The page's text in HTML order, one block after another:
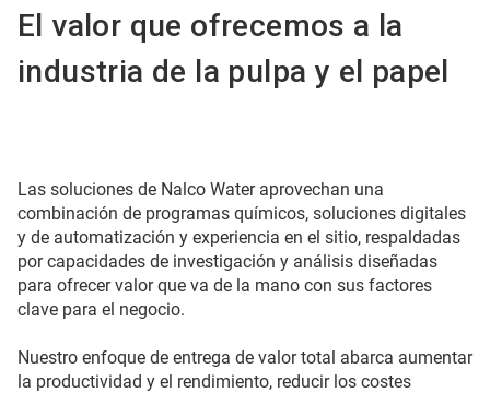
El valor que ofrecemos a la
industria de la pulpa y el papel
Las soluciones de Nalco Water aprovechan una
combinación de programas químicos, soluciones digitales
y de automatización y experiencia en el sitio, respaldadas
por capacidades de investigación y análisis diseñadas
para ofrecer valor que va de la mano con sus factores
clave para el negocio.
Nuestro enfoque de entrega de valor total abarca aumentar
la productividad y el rendimiento, reducir los costes